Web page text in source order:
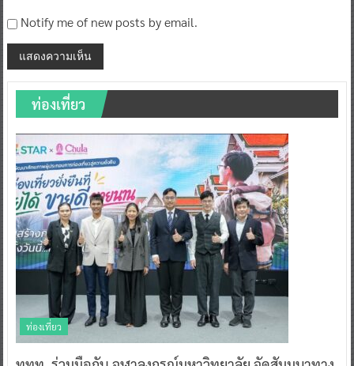
Notify me of new posts by email.
ท่องเที่ยว
ท่องเที่ยว